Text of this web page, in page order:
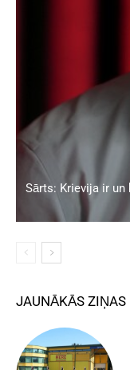
Sārts: Krievija ir
JAUNĀKĀS ZIŅAS